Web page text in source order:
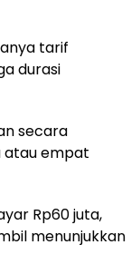
tarif
durasi
secara
atau empat
Rp60 juta,
menunjukkan